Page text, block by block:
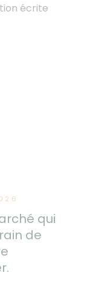
écrite
qui
de